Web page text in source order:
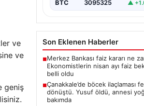
ve
ve
geniş
BTC 3095325 ▲
Son Eklenen Haberler
■Merkez Bankası faiz kararı ne
Ekonomistlerin nisan ayı faiz
belli oldu
■Çanakkale’de böcek ilaçlaması
dönüştü. Yusuf öldü, annesi
bakımda